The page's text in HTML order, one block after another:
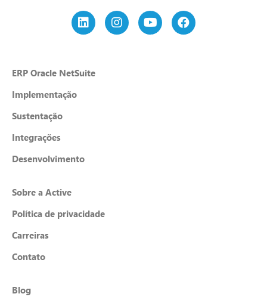
ERP Oracle NetSuite
Implementação
Sustentação
Integrações
Desenvolvimento
Sobre a Active
Política de privacidade
Carreiras
Contato
Blog